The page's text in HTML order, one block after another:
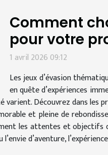
Comment
pour votre
1 avril 2026 09:12
Les jeux d’évasion
en quête d’expériences
varient. Découvrez dans
et pleine de
les attentes et objectifs
d’aventure,